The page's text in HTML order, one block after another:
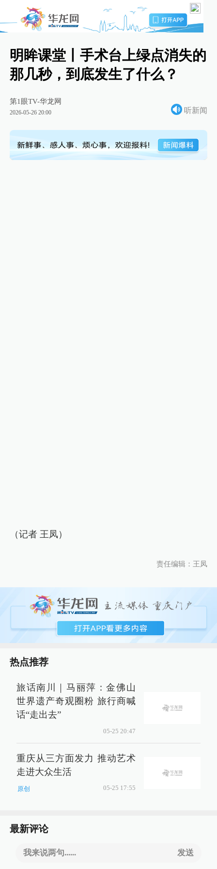
明眸课堂丨手术台上绿点消失的
那几秒，到底发生了什么？
第1眼TV-华龙网
2026-05-26 20:00 听新闻
（记者 王凤）
责任编辑：王凤
热点推荐
旅话南川｜马丽萍：金佛山
世界遗产奇观圈粉 旅行商喊
话“走出去”
05-25 20:47
重庆从三方面发力 推动艺术
走进大众生活
原创 05-25 17:55
最新评论
我来说两句...... 发送